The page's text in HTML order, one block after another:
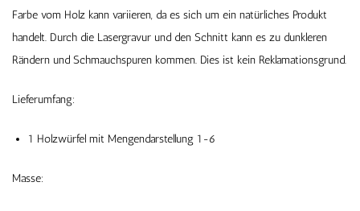
Farbe vom Holz kann variieren, da es sich um ein natürliches Produkt
handelt. Durch die Lasergravur und den Schnitt kann es zu dunkleren
Rändern und Schmauchspuren kommen. Dies ist kein Reklamationsgrund.
Lieferumfang:
1 Holzwürfel mit Mengendarstellung 1-6
Masse: